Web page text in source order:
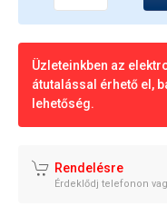
Üzleteinkben az
átutalással érhető el,
lehetőség.
Rendelésre
Érdeklődj telefonon